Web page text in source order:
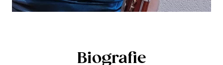
Biografie